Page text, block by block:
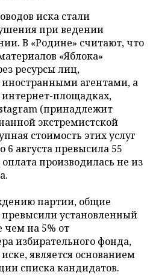
иска стали
при ведении
В «Родине» считают, что
«Яблока»
ресурсы лиц,
агентами, а
площадках,
(принадлежит
экстремистской
стоимость этих услуг
6 августа превысила 55
производилась не из
партии, общие
установленный
чем на 5% от
избирательного фонда,
является основанием
списка кандидатов.